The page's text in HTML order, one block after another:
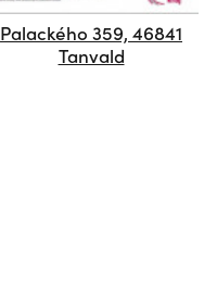
Palackého 359, 46841
Tanvald